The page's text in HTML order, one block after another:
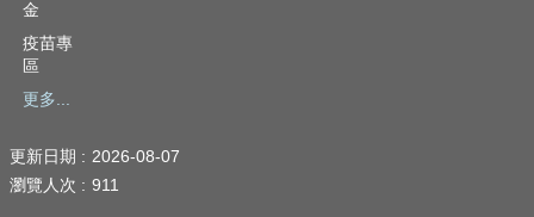
金
疫苗專
區
更多...
更新日期
2026-08-07
瀏覽人次
911